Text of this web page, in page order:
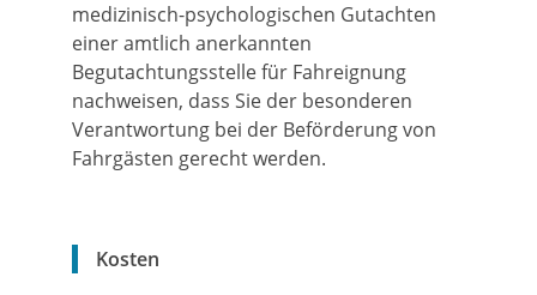
medizinisch-psychologischen Gutachten
einer amtlich anerkannten
Begutachtungsstelle für Fahreignung
nachweisen, dass Sie der besonderen
Verantwortung bei der Beförderung von
Fahrgästen gerecht werden.
Kosten